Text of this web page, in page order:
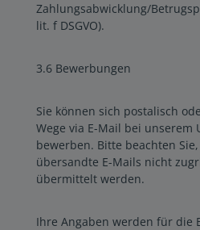
Zahlungsabwicklung/
lit. f DSGVO).
3.6 Bewerbungen
Sie können sich postalisch
Wege via E-Mail bei unserem
bewerben. Bitte beachten
übersandte E-Mails nicht
übermittelt werden.
Ihre Angaben werden für die